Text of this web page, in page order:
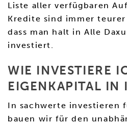
Liste aller verfügbaren
Kredite sind immer
dass man halt in Alle
investiert.
WIE INVESTIERE
EIGENKAPITAL IN
In sachwerte investieren
bauen wir für den